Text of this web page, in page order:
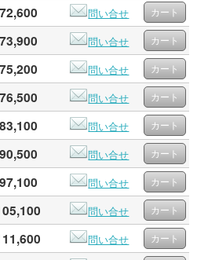
問い合せ
問い合せ
問い合せ
問い合せ
問い合せ
問い合せ
問い合せ
問い合せ
問い合せ